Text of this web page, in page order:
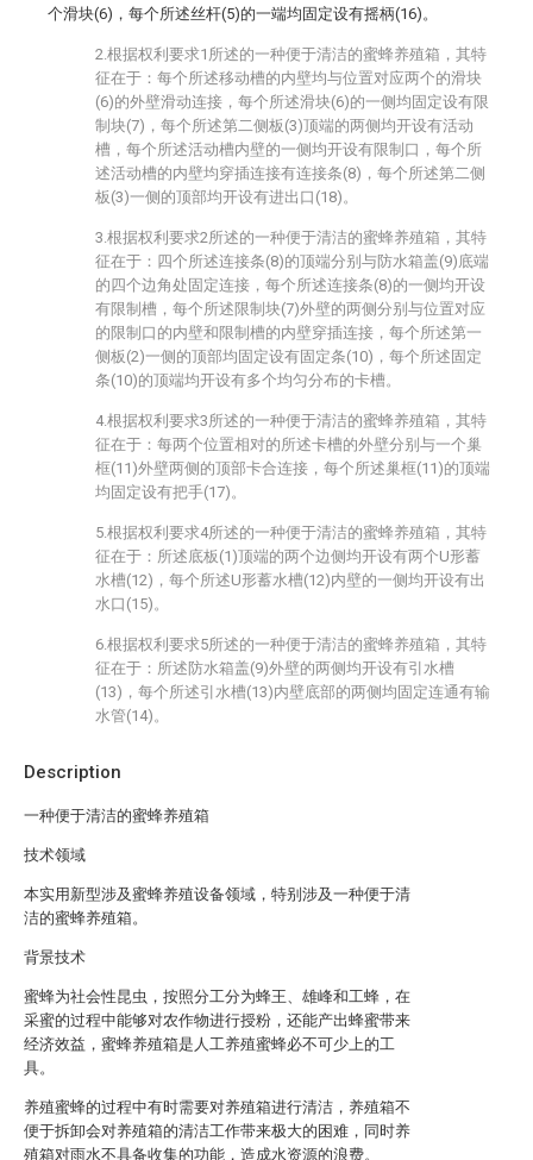
Description
一种便于清洁的蜜蜂养殖箱
技术领域
本实用新型涉及蜜蜂养殖设备领域，特别涉及一种便于清
洁的蜜蜂养殖箱。
背景技术
蜜蜂为社会性昆虫，按照分工分为蜂王、雄峰和工蜂，在
采蜜的过程中能够对农作物进行授粉，还能产出蜂蜜带来
经济效益，蜜蜂养殖箱是人工养殖蜜蜂必不可少上的工
具。
养殖蜜蜂的过程中有时需要对养殖箱进行清洁，养殖箱不
便于拆卸会对养殖箱的清洁工作带来极大的困难，同时养
殖箱对雨水不具备收集的功能，造成水资源的浪费。
个滑块(6)，每个所述丝杆(5)的一端均固定设有摇柄(16)。
2.根据权利要求1所述的一种便于清洁的蜜蜂养殖箱，其特
征在于：每个所述移动槽的内壁均与位置对应两个的滑块
(6)的外壁滑动连接，每个所述滑块(6)的一侧均固定设有限
制块(7)，每个所述第二侧板(3)顶端的两侧均开设有活动
槽，每个所述活动槽内壁的一侧均开设有限制口，每个所
述活动槽的内壁均穿插连接有连接条(8)，每个所述第二侧
板(3)一侧的顶部均开设有进出口(18)。
3.根据权利要求2所述的一种便于清洁的蜜蜂养殖箱，其特
征在于：四个所述连接条(8)的顶端分别与防水箱盖(9)底端
的四个边角处固定连接，每个所述连接条(8)的一侧均开设
有限制槽，每个所述限制块(7)外壁的两侧分别与位置对应
的限制口的内壁和限制槽的内壁穿插连接，每个所述第一
侧板(2)一侧的顶部均固定设有固定条(10)，每个所述固定
条(10)的顶端均开设有多个均匀分布的卡槽。
4.根据权利要求3所述的一种便于清洁的蜜蜂养殖箱，其特
征在于：每两个位置相对的所述卡槽的外壁分别与一个巢
框(11)外壁两侧的顶部卡合连接，每个所述巢框(11)的顶端
均固定设有把手(17)。
5.根据权利要求4所述的一种便于清洁的蜜蜂养殖箱，其特
征在于：所述底板(1)顶端的两个边侧均开设有两个U形蓄
水槽(12)，每个所述U形蓄水槽(12)内壁的一侧均开设有出
水口(15)。
6.根据权利要求5所述的一种便于清洁的蜜蜂养殖箱，其特
征在于：所述防水箱盖(9)外壁的两侧均开设有引水槽
(13)，每个所述引水槽(13)内壁底部的两侧均固定连通有输
水管(14)。